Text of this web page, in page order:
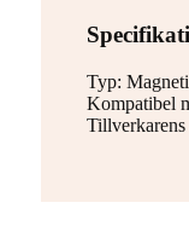
Typ:
Kompatibel